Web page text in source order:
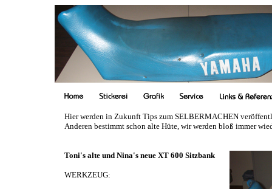
Hier werden in Zukunft Tips zum SELBERMACHEN
Anderen bestimmt schon alte Hüte, wir werden bloß immer
Toni's alte und Nina's neue XT 600 Sitzbank
WERKZEUG: